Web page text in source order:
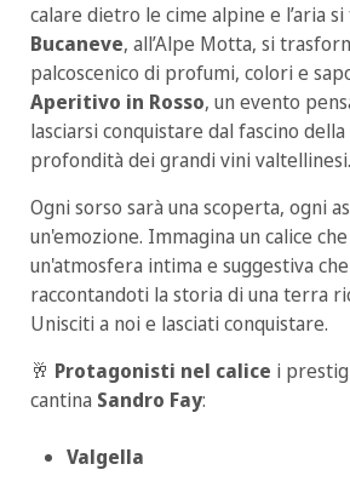
calare dietro le cime alpine e l’aria
Bucaneve, all’Alpe Motta, si
palcoscenico di profumi, colori e
Aperitivo in Rosso, un evento
lasciarsi conquistare dal fascino
profondità dei grandi vini valtellinesi.
Ogni sorso sarà una scoperta, ogni
un'emozione. Immagina un calice
un'atmosfera intima e suggestiva
raccontandoti la storia di una terra
Unisciti a noi e lasciati conquistare.
🥂 Protagonisti nel calice i
cantina Sandro Fay:
Valgella